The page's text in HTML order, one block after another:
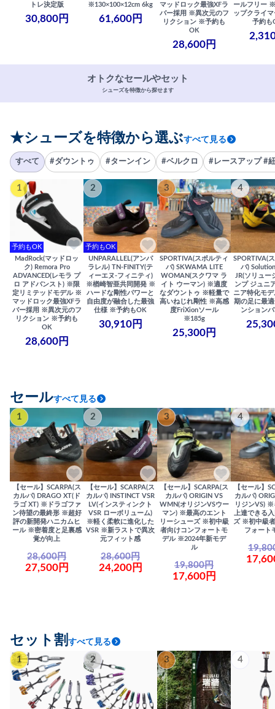
トレ決定版
30,800円
※130×100×12cm 6kg
61,600円
マッドロック最強XFラ
バー採用 ※異次元のフ
リクション ※予約も
OK
28,600円
ールフリー
ップクライ
予約も
オトクなセールやセット
シューズを特徴から探せます
★シューズを特徴から選ぶすべて見る
すべて #ダウントゥ #ターンイン #ベルクロ #レースアップ #
1
予約もOK
MadRock(マッドロッ
ク) Remora Pro
ADVANCED(レモラ プ
ロ アドバンスト) ※限
定リミテッドモデル ※
マッドロック最強XFラ
バー採用 ※異次元のフ
リクション ※予約も
OK
28,600円
2
予約もOK
UNPARALLEL(アンパ
ラレル) TN-FINITY(テ
ィーエヌ-フィニティ)
※楢崎智亜共同開発 ※
ハードな剛性パワーと
自由度が融合した最強
仕様 ※予約もOK
30,910円
3
SPORTIVA(スポルティ
バ) SKWAMA LITE
WOMAN(スクワマ ラ
イト ウーマン) ※適度
なダウントゥ ※軽量で
高いねじれ剛性 ※高感
度FriXionソール
※185g
25,300円
4
SPORTIVA(
バ)
JR(ソリュー
ンプ ジュニ
ニア特化モ
期の足に最
ンション
セールすべて見る
1
【セール】SCARPA(ス
カルパ) DRAGO XT(ド
ラゴ XT) ※ドラゴファ
ン待望の最終形 ※超好
評の新開発ハニカムヒ
ール ※密着度と足裏感
覚が向上
28,600円
27,500円
2
【セール】SCARPA(ス
カルパ) INSTINCT VSR
LV(インスティンクト
VSR ローボリューム)
※軽く柔軟に進化した
VSR ※新ラストで異次
元フィット感
28,600円
24,200円
3
【セール】SCARPA(ス
カルパ) ORIGIN VS
WMN(オリジンVSウー
マン) ※最高のエント
リーシューズ ※初中級
者向けコンフォートモ
デル ※2024年新モデ
ル
19,800円
17,600円
4
【セール】
カルパ)
リジンVS) ※
上達できる
ズ ※初中級
フォート
セット割 すべて見る
1 2 3 4